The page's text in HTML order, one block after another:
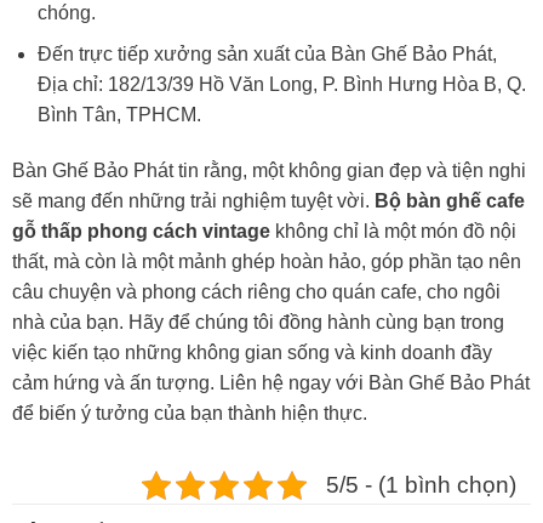
chóng.
Đến trực tiếp xưởng sản xuất của Bàn Ghế Bảo Phát,
Địa chỉ: 182/13/39 Hồ Văn Long, P. Bình Hưng Hòa B, Q.
Bình Tân, TPHCM.
Bàn Ghế Bảo Phát tin rằng, một không gian đẹp và tiện nghi
sẽ mang đến những trải nghiệm tuyệt vời. Bộ bàn ghế cafe
gỗ thấp phong cách vintage không chỉ là một món đồ nội
thất, mà còn là một mảnh ghép hoàn hảo, góp phần tạo nên
câu chuyện và phong cách riêng cho quán cafe, cho ngôi
nhà của bạn. Hãy để chúng tôi đồng hành cùng bạn trong
việc kiến tạo những không gian sống và kinh doanh đầy
cảm hứng và ấn tượng. Liên hệ ngay với Bàn Ghế Bảo Phát
để biến ý tưởng của bạn thành hiện thực.
5/5 - (1 bình chọn)